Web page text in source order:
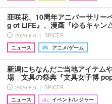
亜咲花、10周年アニバーサリー
g of LIFE』、漫画『ゆるキャ
2026.8.6 ｜ SPICER
ニュース
アニメ/ゲーム
新潟にちなんだご当地アイテム
場 文具の祭典『文具女子博
2026.8.6 ｜ SPICER
ニュース
イベント/レジャー